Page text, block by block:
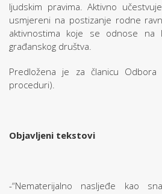
ljudskim pravima. Aktivno
usmjereni na postizanje rodne
aktivnostima koje se odnose na
građanskog društva.
Predložena je za članicu Odbora
proceduri).
Objavljeni tekstovi
-“Nematerijalno nasljeđe kao